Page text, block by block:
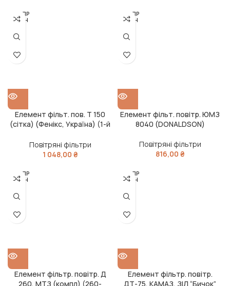
РОЗПР
ОДАН
Елемент фільт. пов. Т 150
(сітка) (Фенікс, Україна) (1-й
Повітряні фільтри
1 048,00 ₴
РОЗПР
ОДАН
Елемент фільт. повітр. ЮМЗ
8040 (DONALDSON)
Повітряні фільтри
816,00 ₴
РОЗПР
ОДАН
Елемент фільтр. повітр. Д
260, МТЗ (компл) (260-
РОЗПР
ОДАН
Елемент фільтр. повітр.
ДТ-75, КАМАЗ, ЗІЛ “Бичок”